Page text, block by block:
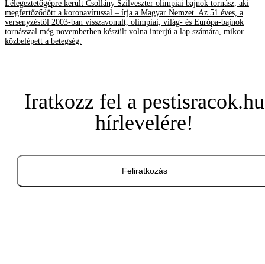
Lélegeztetőgépre került Csollány Szilveszter olimpiai bajnok tornász, aki
megfertőződött a koronavírussal – írja a Magyar Nemzet. Az 51 éves, a
versenyzéstől 2003-ban visszavonult, olimpiai, világ- és Európa-bajnok
tornásszal még novemberben készült volna interjú a lap számára, mikor
közbelépett a betegség.
Iratkozz fel a pestisracok.hu
hírlevelére!
Feliratkozás